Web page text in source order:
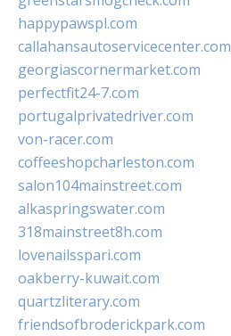
happypawspl.com
callahansautoservicecenter.com
georgiascornermarket.com
perfectfit24-7.com
portugalprivatedriver.com
von-racer.com
coffeeshopcharleston.com
salon104mainstreet.com
alkaspringswater.com
318mainstreet8h.com
lovenailsspari.com
oakberry-kuwait.com
quartzliterary.com
friendsofbroderickpark.com